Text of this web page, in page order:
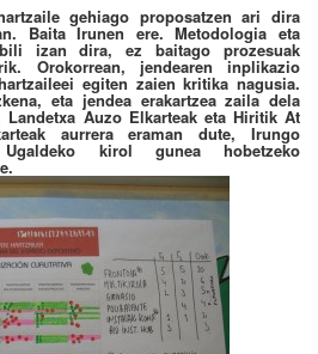
gehiago proposatzen ari dira
Baita Irunen ere. Metodologia eta
izan dira, ez baitago prozesuak
Orokorrean, jendearen inplikazio
egiten zaien kritika nagusia.
eta jendea erakartzea zaila dela
Landetxa Auzo Elkarteak eta Hiritik At
aurrera eraman dute, Irungo
Ugaldeko kirol gunea hobetzeko